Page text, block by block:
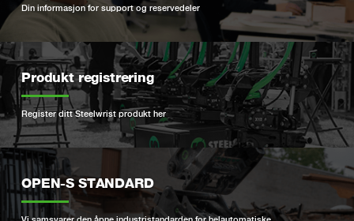
Din informasjon for support og reservedeler
Produkt registrering
Register ditt Steelwrist produkt her
OPEN-S STANDARD